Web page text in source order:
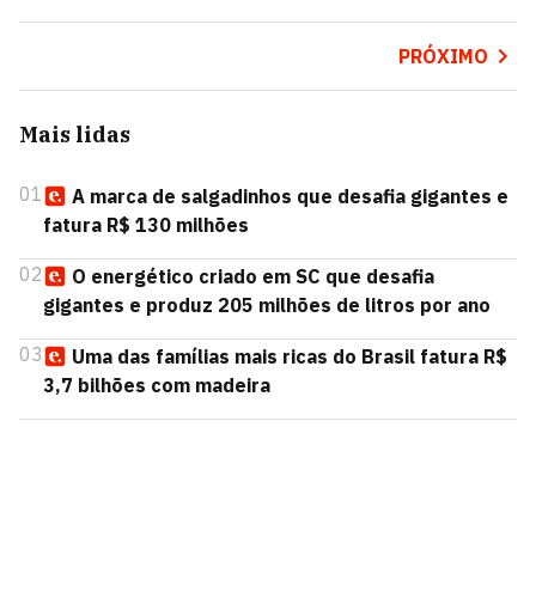
PRÓXIMO
Mais lidas
01
A marca de salgadinhos que desafia gigantes e
fatura R$ 130 milhões
02
O energético criado em SC que desafia
gigantes e produz 205 milhões de litros por ano
03
Uma das famílias mais ricas do Brasil fatura R$
3,7 bilhões com madeira